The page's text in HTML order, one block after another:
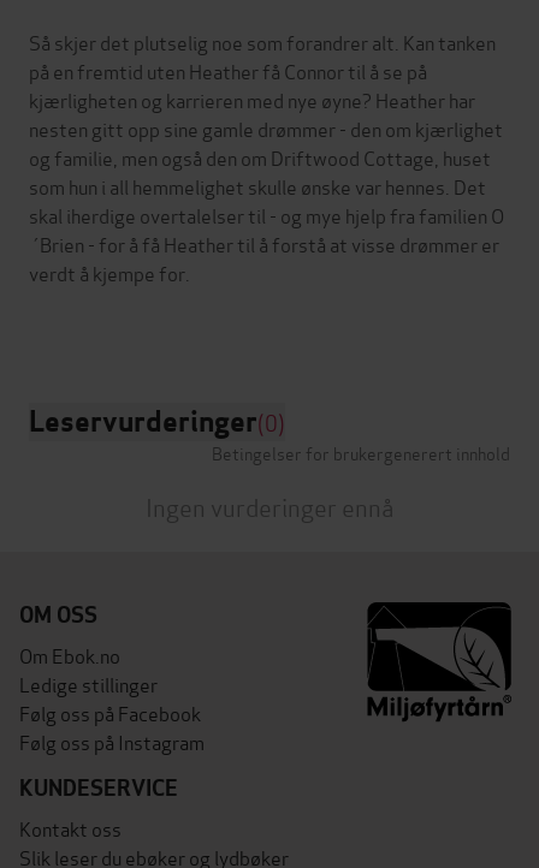
Så skjer det plutselig noe som forandrer alt. Kan tanken
på en fremtid uten Heather få Connor til å se på
kjærligheten og karrieren med nye øyne? Heather har
nesten gitt opp sine gamle drømmer - den om kjærlighet
og familie, men også den om Driftwood Cottage, huset
som hun i all hemmelighet skulle ønske var hennes. Det
skal iherdige overtalelser til - og mye hjelp fra familien O
´Brien - for å få Heather til å forstå at visse drømmer er
verdt å kjempe for.
Leservurderinger(0)
Betingelser for brukergenerert innhold
Ingen vurderinger ennå
OM OSS
Om Ebok.no
Ledige stillinger
Følg oss på Facebook
Følg oss på Instagram
KUNDESERVICE
Kontakt oss
Slik leser du ebøker og lydbøker